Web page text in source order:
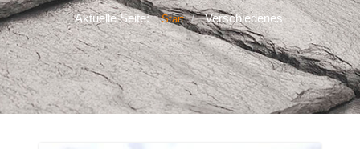
Aktuelle Seite: Start Verschiedenes